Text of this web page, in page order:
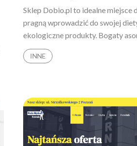
Sklep Dobio.pl to idealne miejsce
pragną wprowadzić do swojej
ekologiczne produkty. Bogaty
INNE